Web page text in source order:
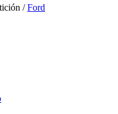
/Ford